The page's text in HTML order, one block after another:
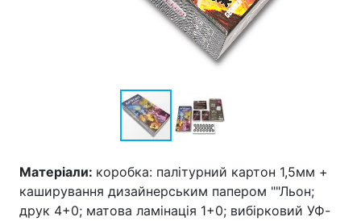
Матеріали: коробка: палітурний картон 1,5мм +
каширування дизайнерським папером ""Льон;
друк 4+0; матова ламінація 1+0; вибірковий УФ-